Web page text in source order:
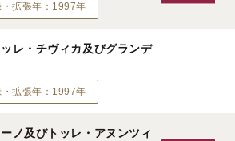
・拡張年：1997年
レ・チヴィカ及びグランデ
・拡張年：1997年
ノ及びトッレ・アヌンツィ